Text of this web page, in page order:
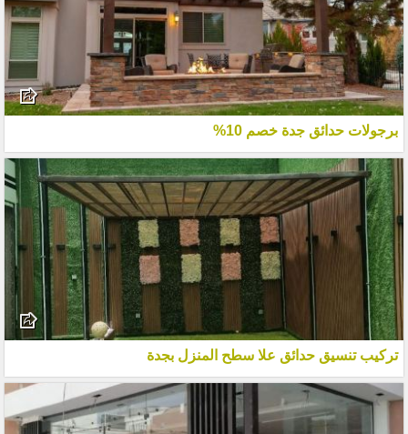
برجولات حدائق جدة خصم 10%
تركيب تنسيق حدائق علا سطح المنزل بجدة